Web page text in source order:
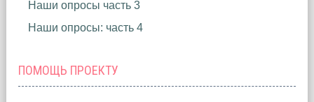
Наши опросы часть 3
Наши опросы: часть 4
ПОМОЩЬ ПРОЕКТУ